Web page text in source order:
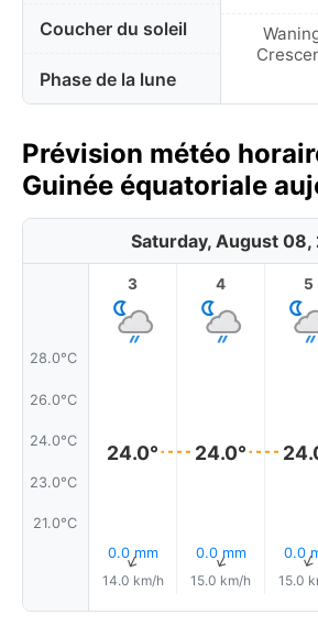
Coucher du soleil
Phase de la lune
Prévision météo
Guinée équatoriale
Saturday, August 08,
28.0°C
26.0°C
24.0°C
23.0°C
21.0°C
3
24.0°
0.0 mm
↑
14.0 km/h
4
24.0°
0.0 mm
↑
15.0 km/h
5
0.0↑
15.0